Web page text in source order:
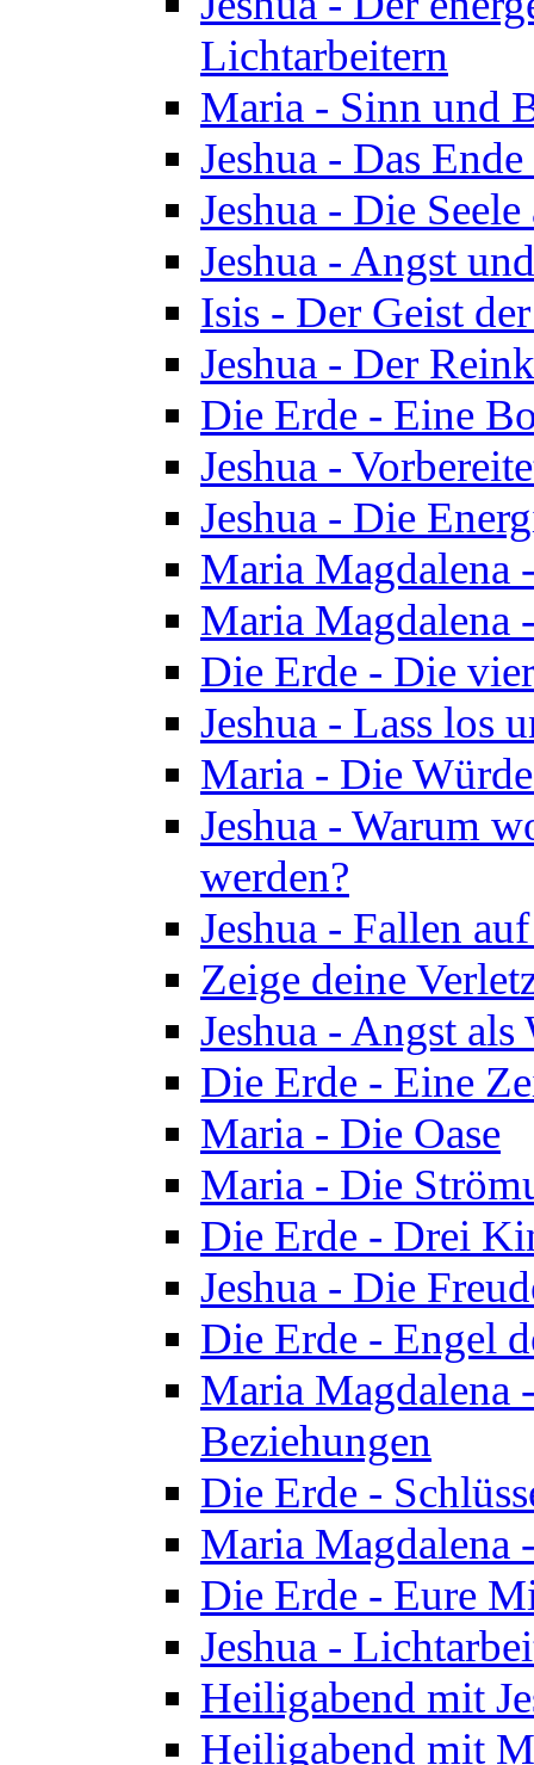
Lichtarbeitern
Maria - Sinn und
Jeshua - Das
Jeshua - Die
Jeshua - Angst
Isis - Der Geist
Jeshua - Der
Die Erde - Eine
Jeshua -
Jeshua - Die
Maria Magdalena
Maria Magdalena
Die Erde - Die
Jeshua - Lass los
Maria - Die
Jeshua - Warum
werden?
Jeshua - Fallen
Zeige deine
Jeshua - Angst als
Die Erde - Eine
Maria - Die Oase
Maria - Die
Die Erde - Drei
Jeshua - Die
Die Erde - Engel
Maria Magdalena
Beziehungen
Die Erde -
Maria Magdalena
Die Erde - Eure
Jeshua -
Heiligabend mit
Heiligabend mit